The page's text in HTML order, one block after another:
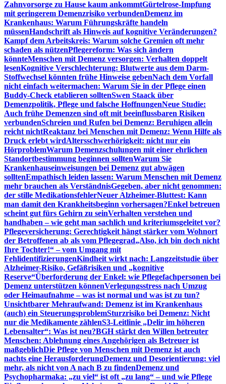
Zahnvorsorge zu Hause kaum ankommtGürtelrose-Impfung
mit geringerem Demenzrisiko verbundenDemenz im
Krankenhaus: Warum Führungskräfte handeln
müssenHandschrift als Hinweis auf kognitive Veränderungen?
Kampf dem Arbeitskreis: Warum solche Gremien oft mehr
schaden als nützenPflegereform: Was sich ändern
könnteMenschen mit Demenz versorgen: Verhalten doppelt
lesenKognitive Verschlechterung: Blutwerte aus dem Darm-
Stoffwechsel könnten frühe Hinweise gebenNach dem Vorfall
nicht einfach weitermachen: Warum Sie in der Pflege einen
Buddy-Check etablieren solltenSwen Staack über
Demenzpolitik, Pflege und falsche HoffnungenNeue Studie:
Auch frühe Demenzen sind oft mit beeinflussbaren Risiken
verbundenSchreien und Rufen bei Demenz: Beruhigen allein
reicht nichtReaktanz bei Menschen mit Demenz: Wenn Hilfe als
Druck erlebt wirdAltersschwerhörigkeit: nicht nur ein
HörproblemWarum Demenzschulungen mit einer ehrlichen
Standortbestimmung beginnen solltenWarum Sie
Krankenhauseinweisungen bei Demenz gut abwägen
solltenEmpathisch leiden lassen: Warum Menschen mit Demenz
mehr brauchen als VerständnisGegeben, aber nicht genommen:
der stille MedikationsfehlerNeuer Alzheimer-Bluttest: Kann
man damit den Krankheitsbeginn vorhersagen?Enkel betreuen
scheint gut fürs Gehirn zu seinVerhalten verstehen und
handhaben – wie geht man sachlich und kriteriumsgeleitet vor?
Pflegeversicherung: Gerechtigkeit hängt stärker vom Wohnort
der Betroffenen ab als vom Pflegegrad„Also, ich bin doch nicht
Ihre Tochter!“ – vom Umgang mit
FehlidentifizierungenKindheit wirkt nach: Langzeitstudie über
Alzheimer-Risiko, Gefäßrisiken und „kognitive
Reserve“Überforderung der Enkel: wie Pflegefachpersonen bei
Demenz unterstützen könnenVerlegungsstress nach Umzug
oder Heimaufnahme – was ist normal und was ist zu tun?
Unsichtbarer Mehraufwand: Demenz ist im Krankenhaus
(auch) ein SteuerungsproblemSturzrisiko bei Demenz: Nicht
nur die Medikamente zählenS3-Leitlinie „Delir im höheren
Lebensalter“: Was ist neu?BGH stärkt den Willen betreuter
Menschen: Ablehnung eines Angehörigen als Betreuer ist
maßgeblichDie Pflege von Menschen mit Demenz ist auch
nachts eine HerausforderungDemenz und Desorientierung: viel
mehr, als nicht von A nach B zu findenDemenz und
Psychopharmaka: „zu viel“ ist oft „zu lang“ – und wie Pflege